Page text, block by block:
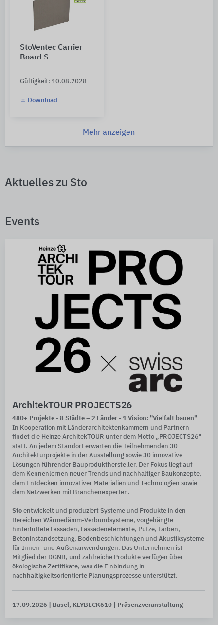
StoVentec Carrier
Board S
Gültigkeit: 10.08.2028
Download
Mehr anzeigen
Aktuelles zu Sto
Events
ArchitekTOUR PROJECTS26
480+ Projekte - 8 Städte – 2 Länder - 1 Vision: "Vielfalt bauen"
In Kooperation mit Länderarchitektenkammern und Partnern
findet die Heinze ArchitekTOUR unter dem Motto „PROJECTS26“
statt. An jedem Standort erwarten die Teilnehmenden 30
Architekturprojekte in der Ausstellung sowie 30 innovative
Lösungen führender Bauprodukthersteller. Der Fokus liegt auf
dem Kennenlernen neuer Trends und nachhaltiger Baukonzepte,
dem Entdecken innovativer Materialien und Technologien sowie
dem Netzwerken mit Branchenexperten.
Sto entwickelt und produziert Systeme und Produkte in den
Bereichen Wärmedämm-Verbundsysteme, vorgehängte
hinterlüftete Fassaden, Fassadenelemente, Putze, Farben,
Betoninstandsetzung, Bodenbeschichtungen und Akustiksysteme
für Innen- und Außenanwendungen. Das Unternehmen ist
Mitglied der DGNB, und zahlreiche Produkte verfügen über
ökologische Zertifikate, was die Einbindung in
nachhaltigkeitsorientierte Planungsprozesse unterstützt.
17.09.2026 | Basel, KLYBECK610 | Präsenzveranstaltung